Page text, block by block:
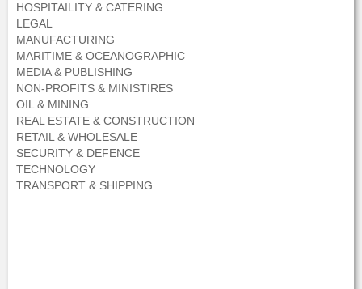
HOSPITAILITY & CATERING
LEGAL
MANUFACTURING
MARITIME & OCEANOGRAPHIC
MEDIA & PUBLISHING
NON-PROFITS & MINISTIRES
OIL & MINING
REAL ESTATE & CONSTRUCTION
RETAIL & WHOLESALE
SECURITY & DEFENCE
TECHNOLOGY
TRANSPORT & SHIPPING